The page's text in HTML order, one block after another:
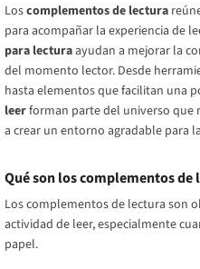
Loscomplementos de lectura
para acompañar la experiencia de
para lecturaayudan a mejorar la
del momento lector. Desde
hasta elementos que facilitan una
leerforman parte del universo
a crear un entorno agradable para
Qué son los complementos de
Los complementos de lectura son
actividad de leer, especialmente
papel.